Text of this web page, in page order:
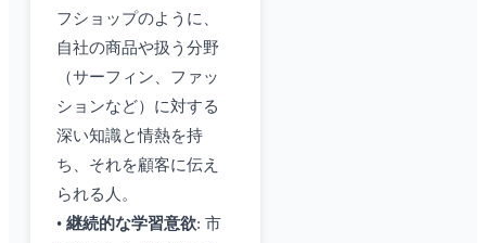
フショップのように、
自社の商品や扱う分野
（サーフィン、ファッ
ションなど）に対する
深い知識と情熱を持
ち、それを顧客に伝え
られる人。
• 継続的な学習意欲: 市